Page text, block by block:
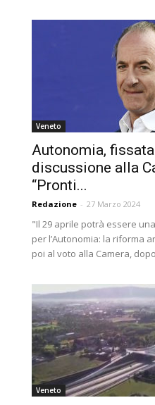
Veneto
Autonomia,
discussione alla
“Pronti...
Redazione - 27 Marzo 2024
"Il 29 aprile potrà essere
per l’Autonomia: la riforma
poi al voto alla Camera,
Veneto